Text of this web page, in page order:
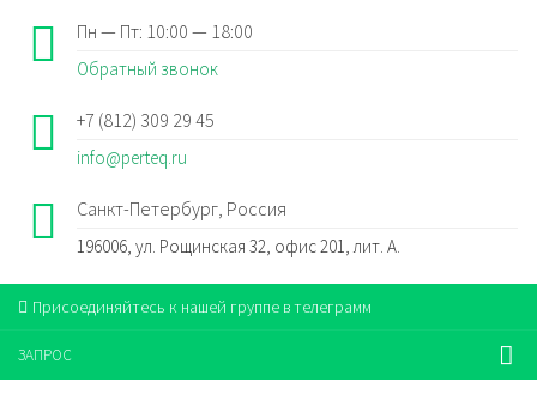
Пн — Пт: 10:00 — 18:00
Обратный звонок
+7 (812) 309 29 45
info@perteq.ru
Санкт-Петербург, Россия
196006, ул. Рощинская 32, офис 201, лит. А.
Присоединяйтесь к нашей группе в телеграмм
ЗАПРОС